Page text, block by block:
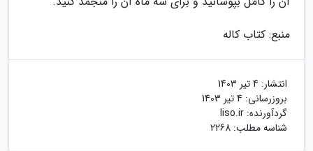
منبع: کتاب کاله
انتشار: 4 تیر 1403
بروزرسانی: 4 تیر 1403
گردآورنده: liso.ir
شناسه مطلب: 2268